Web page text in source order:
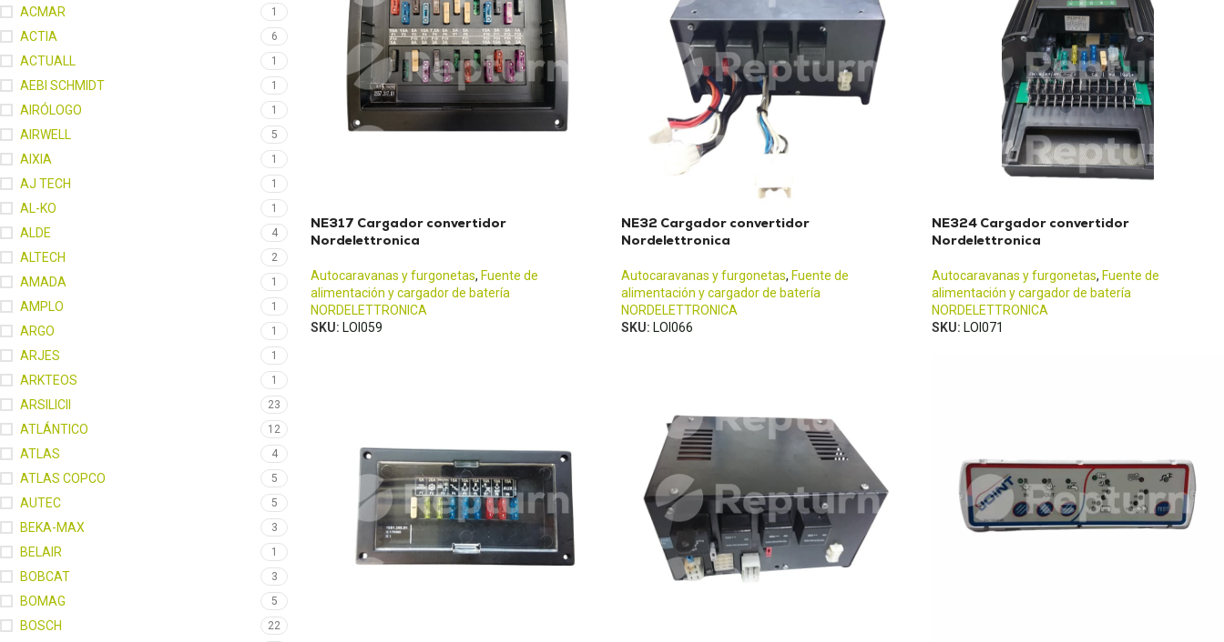
ACMAR 1
ACTIA 6
ACTUALL 1
AEBI SCHMIDT 1
AIRÓLOGO 1
AIRWELL 5
AIXIA 1
AJ TECH 1
AL-KO 1
ALDE 4
ALTECH 2
AMADA 1
AMPLO 1
ARGO 1
ARJES 1
ARKTEOS 1
ARSILICII 23
ATLÁNTICO 12
ATLAS 4
ATLAS COPCO 5
AUTEC 5
BEKA-MAX 3
BELAIR 1
BOBCAT 3
BOMAG 5
BOSCH 22
NE317 Cargador convertidor
Nordelettronica
Autocaravanas y furgonetas, Fuente de
alimentación y cargador de batería
NORDELETTRONICA
SKU: LOI059
NE32 Cargador convertidor
Nordelettronica
Autocaravanas y furgonetas, Fuente de
alimentación y cargador de batería
NORDELETTRONICA
SKU: LOI066
NE324 Cargador convertidor
Nordelettronica
Autocaravanas y furgonetas, Fuente de
alimentación y cargador de batería
NORDELETTRONICA
SKU: LOI071